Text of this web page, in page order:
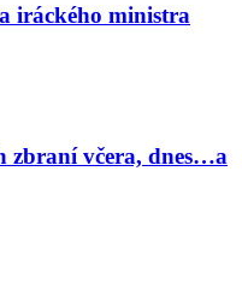
iráckého ministra
zbraní včera, dnes…a